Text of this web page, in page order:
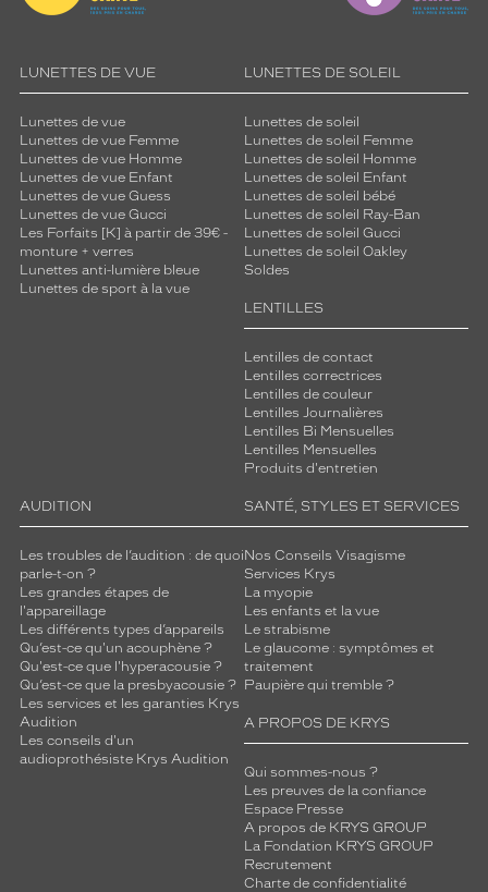
LUNETTES DE VUE
Lunettes de vue
Lunettes de vue Femme
Lunettes de vue Homme
Lunettes de vue Enfant
Lunettes de vue Guess
Lunettes de vue Gucci
Les Forfaits [K] à partir de 39€ -
monture + verres
Lunettes anti-lumière bleue
Lunettes de sport à la vue
LUNETTES DE SOLEIL
Lunettes de soleil
Lunettes de soleil Femme
Lunettes de soleil Homme
Lunettes de soleil Enfant
Lunettes de soleil bébé
Lunettes de soleil Ray-Ban
Lunettes de soleil Gucci
Lunettes de soleil Oakley
Soldes
LENTILLES
Lentilles de contact
Lentilles correctrices
Lentilles de couleur
Lentilles Journalières
Lentilles Bi Mensuelles
Lentilles Mensuelles
Produits d'entretien
AUDITION
Les troubles de l’audition : de quoi
parle-t-on ?
Les grandes étapes de
l'appareillage
Les différents types d’appareils
Qu’est-ce qu'un acouphène ?
Qu'est-ce que l'hyperacousie ?
Qu’est-ce que la presbyacousie ?
Les services et les garanties Krys
Audition
Les conseils d'un
audioprothésiste Krys Audition
SANTÉ, STYLES ET SERVICES
Nos Conseils Visagisme
Services Krys
La myopie
Les enfants et la vue
Le strabisme
Le glaucome : symptômes et
traitement
Paupière qui tremble ?
A PROPOS DE KRYS
Qui sommes-nous ?
Les preuves de la confiance
Espace Presse
A propos de KRYS GROUP
La Fondation KRYS GROUP
Recrutement
Charte de confidentialité